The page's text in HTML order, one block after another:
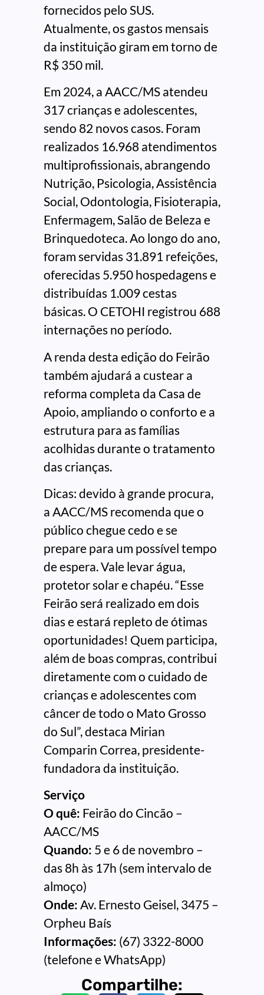
fornecidos pelo SUS.
Atualmente, os gastos mensais
da instituição giram em torno de
R$ 350 mil.
Em 2024, a AACC/MS atendeu
317 crianças e adolescentes,
sendo 82 novos casos. Foram
realizados 16.968 atendimentos
multiprofissionais, abrangendo
Nutrição, Psicologia, Assistência
Social, Odontologia, Fisioterapia,
Enfermagem, Salão de Beleza e
Brinquedoteca. Ao longo do ano,
foram servidas 31.891 refeições,
oferecidas 5.950 hospedagens e
distribuídas 1.009 cestas
básicas. O CETOHI registrou 688
internações no período.
A renda desta edição do Feirão
também ajudará a custear a
reforma completa da Casa de
Apoio, ampliando o conforto e a
estrutura para as famílias
acolhidas durante o tratamento
das crianças.
Dicas: devido à grande procura,
a AACC/MS recomenda que o
público chegue cedo e se
prepare para um possível tempo
de espera. Vale levar água,
protetor solar e chapéu. “Esse
Feirão será realizado em dois
dias e estará repleto de ótimas
oportunidades! Quem participa,
além de boas compras, contribui
diretamente com o cuidado de
crianças e adolescentes com
câncer de todo o Mato Grosso
do Sul”, destaca Mirian
Comparin Correa, presidente-
fundadora da instituição.
Serviço
O quê: Feirão do Cincão –
AACC/MS
Quando: 5 e 6 de novembro –
das 8h às 17h (sem intervalo de
almoço)
Onde: Av. Ernesto Geisel, 3475 –
Orpheu Baís
Informações: (67) 3322-8000
(telefone e WhatsApp)
Compartilhe: